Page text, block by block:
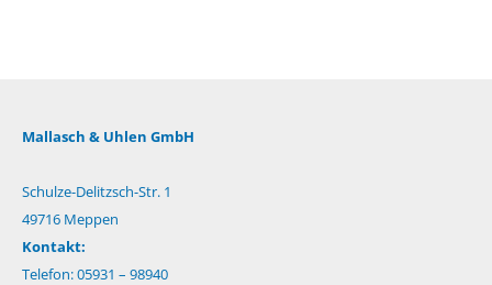
Mallasch & Uhlen GmbH
Schulze-Delitzsch-Str. 1
49716 Meppen
Kontakt:
Telefon: 05931 – 98940